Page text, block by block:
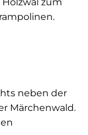
neben der
Märchenwald.